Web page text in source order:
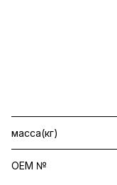
масса(кг)
OEM №